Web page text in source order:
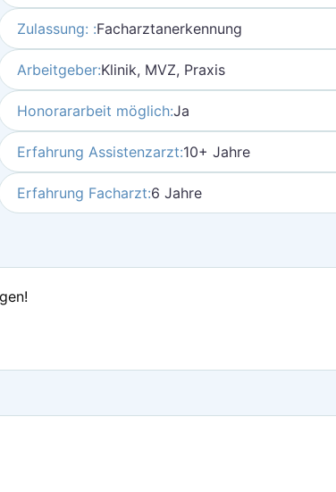
Zulassung: :Facharztanerkennung
Arbeitgeber:Klinik, MVZ, Praxis
Honorararbeit möglich:Ja
Erfahrung Assistenzarzt:10+ Jahre
Erfahrung Facharzt:6 Jahre